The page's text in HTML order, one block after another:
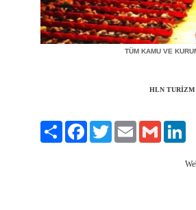
TÜM KAMU VE
HLN TURİZM
Paylaş FacebookTwitter Email Gmail